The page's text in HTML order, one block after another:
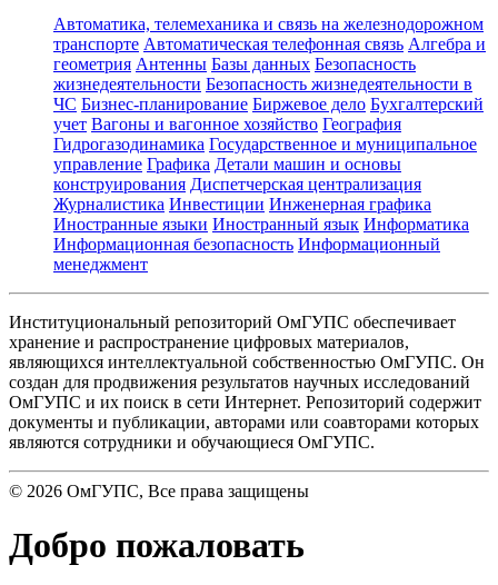
Автоматика, телемеханика и связь на железнодорожном
транспорте Автоматическая телефонная связь Алгебра и
геометрия Антенны Базы данных Безопасность
жизнедеятельности Безопасность жизнедеятельности в
ЧС Бизнес-планирование Биржевое дело Бухгалтерский
учет Вагоны и вагонное хозяйство География
Гидрогазодинамика Государственное и муниципальное
управление Графика Детали машин и основы
конструирования Диспетчерская централизация
Журналистика Инвестиции Инженерная графика
Иностранные языки Иностранный язык Информатика
Информационная безопасность Информационный
менеджмент
Институциональный репозиторий ОмГУПС обеспечивает
хранение и распространение цифровых материалов,
являющихся интеллектуальной собственностью ОмГУПС. Он
создан для продвижения результатов научных исследований
ОмГУПС и их поиск в сети Интернет. Репозиторий содержит
документы и публикации, авторами или соавторами которых
являются сотрудники и обучающиеся ОмГУПС.
© 2026 ОмГУПС, Все права защищены
Добро пожаловать